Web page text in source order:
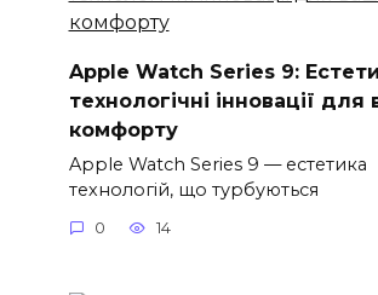
Apple Watch Series 9:
технологічні інновації
комфорту
Apple Watch Series 9 — естетика
технологій, що турбуються
0 14